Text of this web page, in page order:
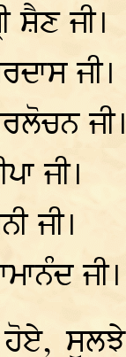
ਸ਼ੈਣ ਜੀ।
ਜੀ।
ਜੀ।
ਜੀ।
ਜੀ।